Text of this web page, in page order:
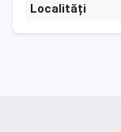
Localități